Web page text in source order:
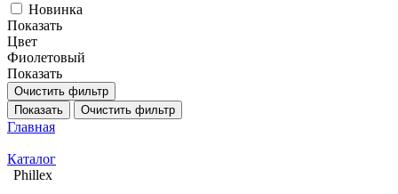
Новинка
Показать
Цвет
Фиолетовый
Показать
Очистить фильтр
Показать
Очистить фильтр
Главная
Каталог
Phillex